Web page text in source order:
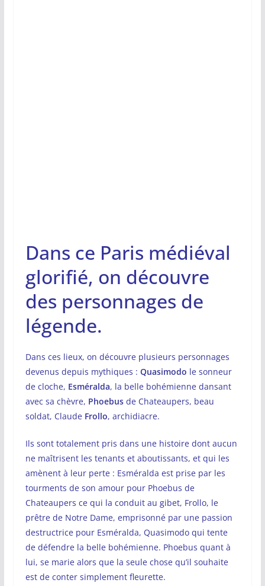
Dans ce Paris médiéval
glorifié, on découvre
des personnages de
légende.
Dans ces lieux, on découvre plusieurs personnages
devenus depuis mythiques : Quasimodo le sonneur
de cloche, Esméralda, la belle bohémienne dansant
avec sa chèvre, Phoebusde Chateaupers, beau
soldat, Claude Frollo, archidiacre.
Ils sont totalement pris dans une histoire dont aucun
ne maîtrisent les tenants et aboutissants, et qui les
amènent à leur perte : Esméralda est prise par les
tourments de son amour pour Phoebus de
Chateaupers ce qui la conduit au gibet, Frollo, le
prêtre de Notre Dame, emprisonné par une passion
destructrice pour Esméralda, Quasimodo qui tente
de défendre la belle bohémienne. Phoebus quant à
lui, se marie alors que la seule chose qu’il souhaite
est de conter simplement fleurette.